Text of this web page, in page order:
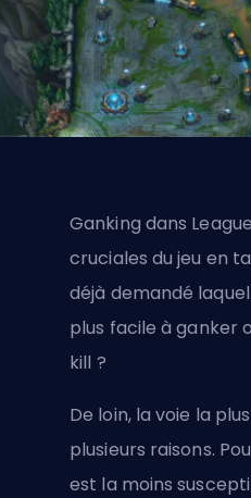
Ganking dans
cruciales du jeu en
déjà demandé
plus facile à ganker
kill ?
De loin, la voie la
plusieurs raisons.
est la moins